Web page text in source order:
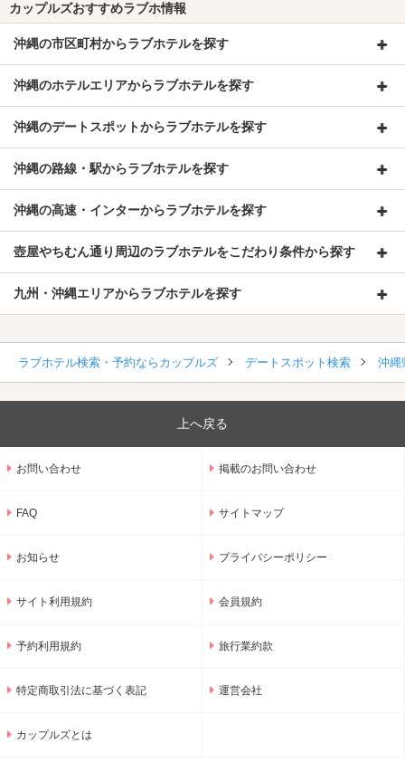
カップルズおすすめラブホ情報
沖縄の市区町村からラブホテルを探す
沖縄のホテルエリアからラブホテルを探す
沖縄のデートスポットからラブホテルを探す
沖縄の路線・駅からラブホテルを探す
沖縄の高速・インターからラブホテルを探す
壺屋やちむん通り周辺のラブホテルをこだわり条件から探す
九州・沖縄エリアからラブホテルを探す
ラブホテル検索・予約ならカップルズ デートスポット検索 沖縄
上へ戻る
お問い合わせ 掲載のお問い合わせ
FAQ サイトマップ
お知らせ プライバシーポリシー
サイト利用規約 会員規約
予約利用規約 旅行業約款
特定商取引法に基づく表記 運営会社
カップルズとは